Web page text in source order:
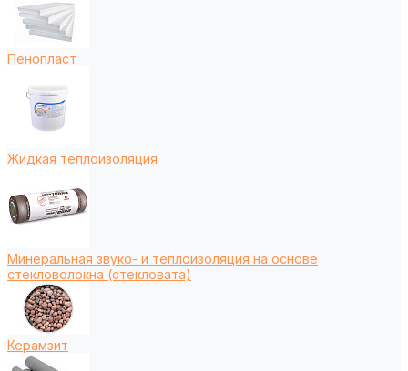
Пенопласт
Жидкая теплоизоляция
Минеральная звуко- и теплоизоляция на основе
стекловолокна (стекловата)
Керамзит